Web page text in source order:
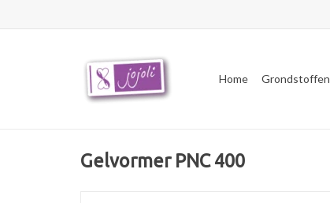
Home Grondstoffen
Gelvormer PNC 400